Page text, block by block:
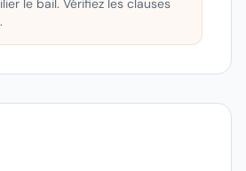
le bail. Vérifiez les clauses